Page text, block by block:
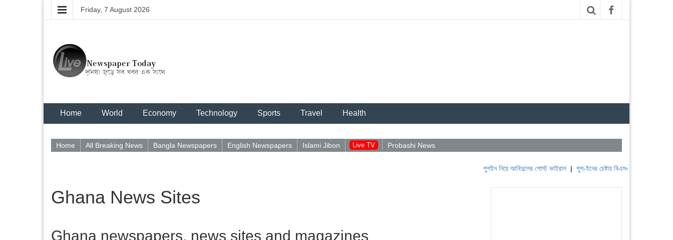
Friday, 7 August 2026
Home World Economy Technology Sports Travel Health
Home All Breaking News Bangla Newspapers English Newspapers Islami Jibon Live TV Probashi News
পুশইন নিয়ে আবিদুলের পোস্ট ভাইরাল|পুশ-ইনের চেষ্টায় বিএসএফ, পণ্ড করছে বিজিবি
Ghana News Sites
Ghana newspapers, news sites and magazines